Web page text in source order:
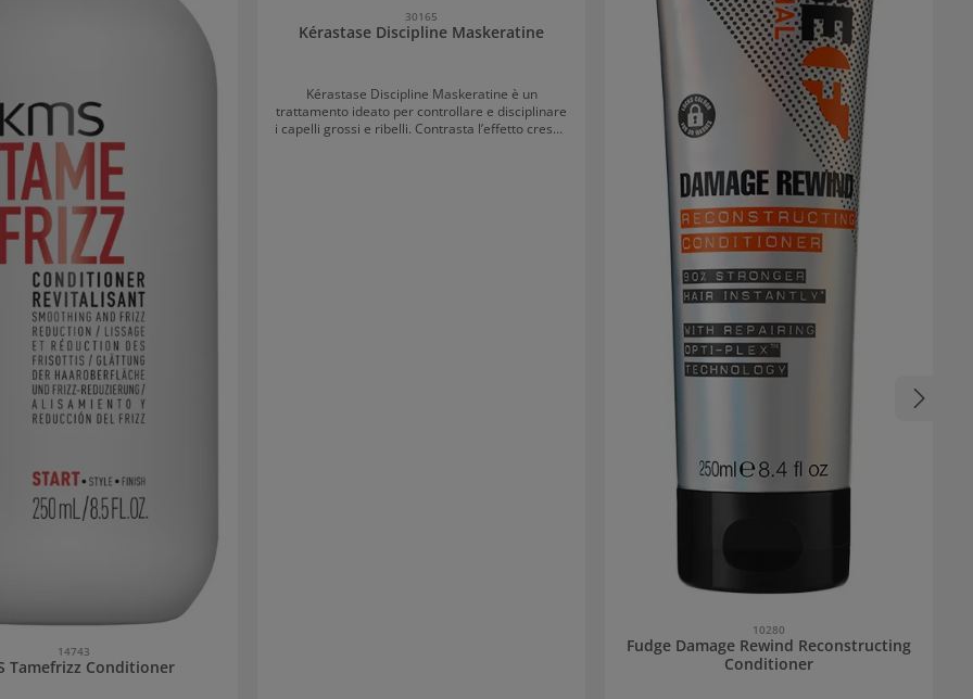
14743
Tamefrizz Conditioner
30165
Kérastase Discipline Maskeratine
Kérastase Discipline Maskeratine è un
trattamento ideato per controllare e disciplinare
i capelli grossi e ribelli. Contrasta l’effetto crespo
10280
Fudge Damage Rewind Reconstructing
Conditioner